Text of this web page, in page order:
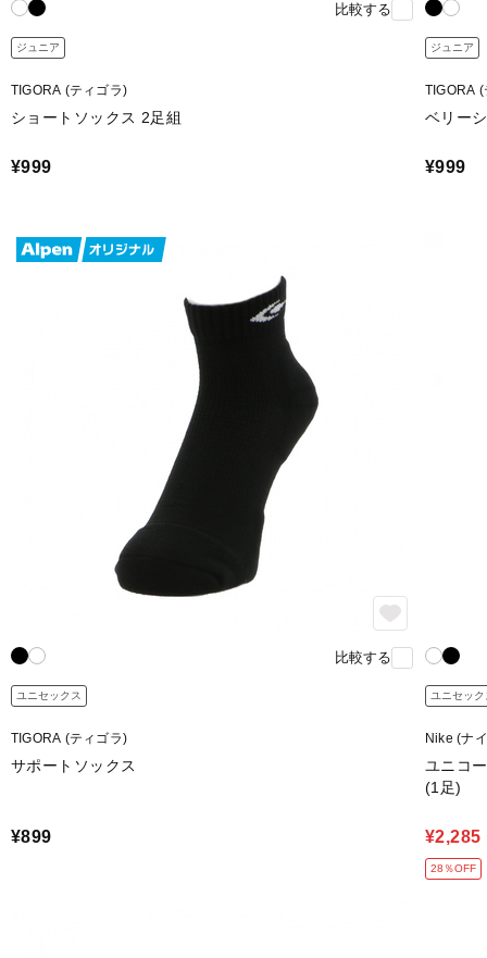
比較する
ジュニア
TIGORA (ティゴラ)
ショートソックス 2足組
¥999
ジュニア
TIGORA
ベリー
¥999
比較する
ユニセックス
TIGORA (ティゴラ)
サポートソックス
¥899
ユニセック
Nike (ナ
ユニコ
(1足)
¥2,285
28％OFF